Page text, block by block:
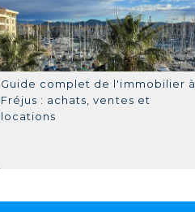
Guide complet de l'immobilier à
Fréjus : achats, ventes et
locations